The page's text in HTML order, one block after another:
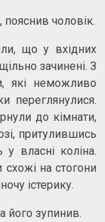
чоловік.
що у вхідних
зачинені. З
які неможливо
переглянулися.
до кімнати,
притулившись
власні коліна.
на стогони
істерику.
його зупинив.